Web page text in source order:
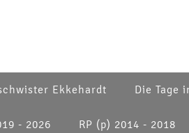
Ekkehardt Die Tage
- 2026 RP (p) 2014 - 2018